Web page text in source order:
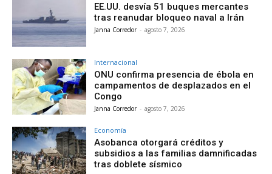
EE.UU. desvía 51 buques mercantes
tras reanudar bloqueo naval a Irán
Janna Corredor - agosto 7, 2026
Internacional
ONU confirma presencia de ébola en
campamentos de desplazados en el
Congo
Janna Corredor - agosto 7, 2026
Economía
Asobanca otorgará créditos y
subsidios a las familias damnificadas
tras doblete sísmico